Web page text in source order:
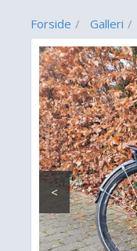
Forside Galleri
<